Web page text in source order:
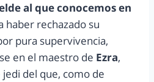
al que conocemos en
haber rechazado su
pura supervivencia,
en el maestro de Ezra,
del que, como de